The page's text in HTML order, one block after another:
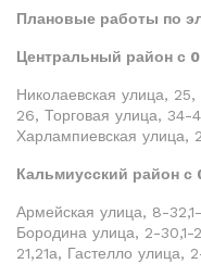
Плановые работы по
Центральный район с
Николаевская улица,
26, Торговая улица, 34-
Харлампиевская улица,
Кальмиусский район с
Армейская улица, 8-
Бородина улица, 2-
21,21а, Гастелло улица,